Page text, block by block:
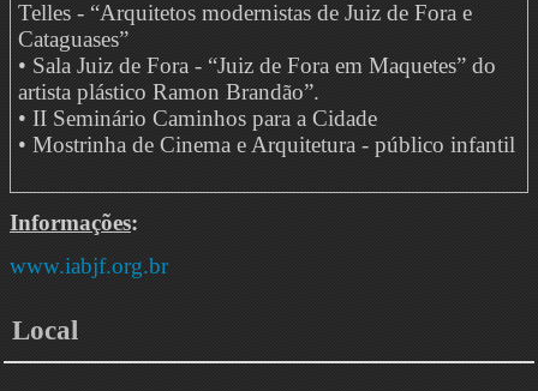
Telles - “Arquitetos modernistas de Juiz de Fora e
Cataguases”
• Sala Juiz de Fora - “Juiz de Fora em Maquetes” do
artista plástico Ramon Brandão”.
• II Seminário Caminhos para a Cidade
• Mostrinha de Cinema e Arquitetura - público infantil
Informações:
www.iabjf.org.br
Local